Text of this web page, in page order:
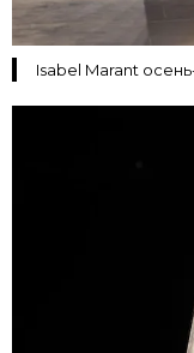
Isabel Marant